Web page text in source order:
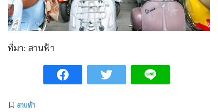
ที่มา: สานฟ้า
สานฟ้า